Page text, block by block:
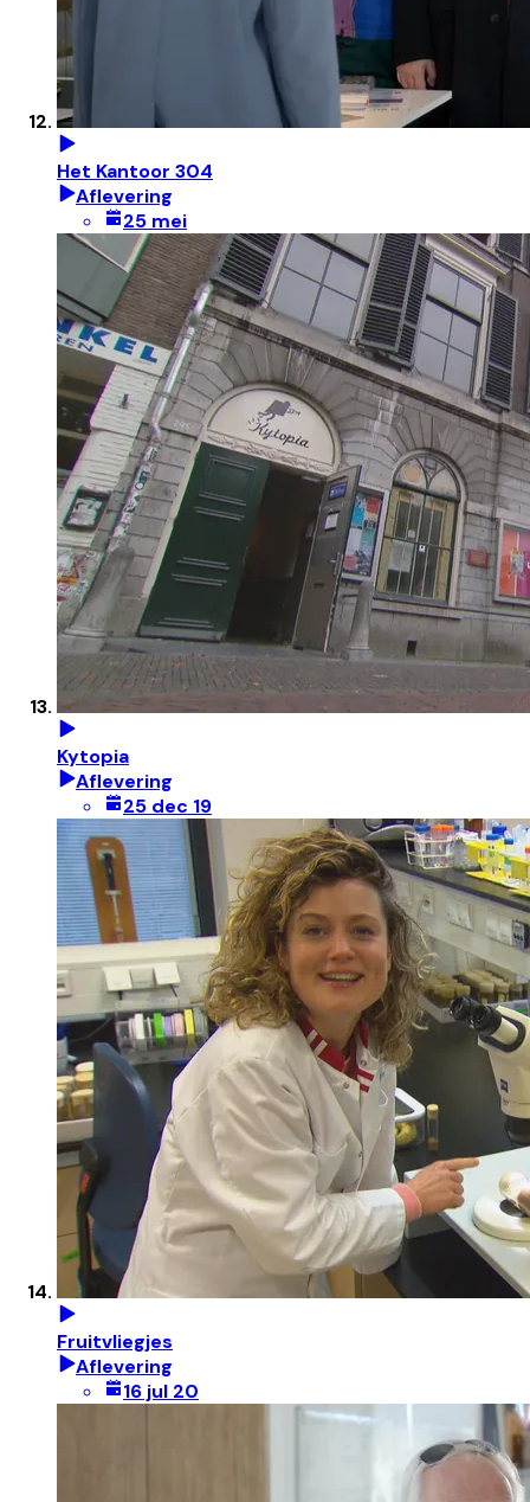
Het Kantoor 304
Aflevering
25 mei
Kytopia
Aflevering
25 dec 19
Fruitvliegjes
Aflevering
16 jul 20